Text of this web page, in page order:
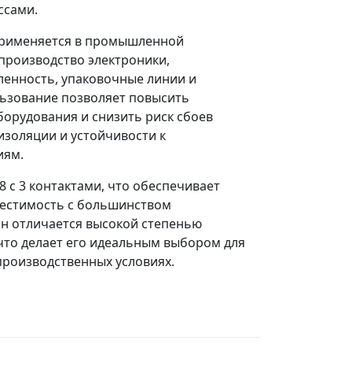
в промышленной
электроники,
упаковочные линии и
позволяет повысить
и снизить риск сбоев
и устойчивости к
3 контактами, что обеспечивает
с большинством
отличается высокой степенью
делает его идеальным выбором для
условиях.